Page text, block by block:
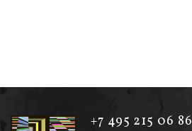
+7 495 215 06 86